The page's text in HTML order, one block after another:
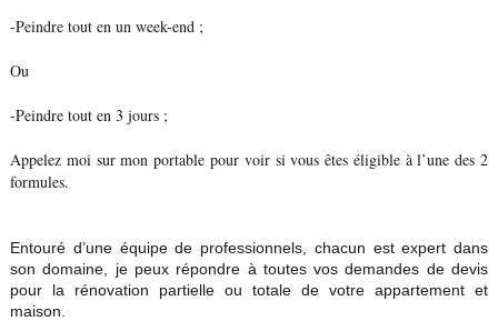
-Peindre tout en un week-end ;
Ou
-Peindre tout en 3 jours ;
Appelez moi sur mon portable pour voir si vous êtes éligible à l’une des 2
formules.
Entouré d’une équipe de professionnels, chacun est expert dans
son domaine, je peux répondre à toutes vos demandes de devis
pour la rénovation partielle ou totale de votre appartement et
maison.